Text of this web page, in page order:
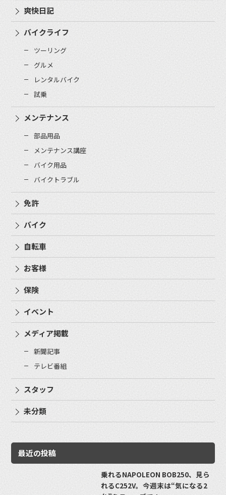
爽快日記
バイクライフ
ツーリング
グルメ
レンタルバイク
試乗
メンテナンス
部品用品
メンテナンス講座
バイク用品
バイクトラブル
免許
バイク
自転車
お客様
保険
イベント
メディア掲載
新聞記事
テレビ番組
スタッフ
未分類
最近の投稿
乗れるNAPOLEON BOB250、見ら
れるC252V。今週末は“気になる2